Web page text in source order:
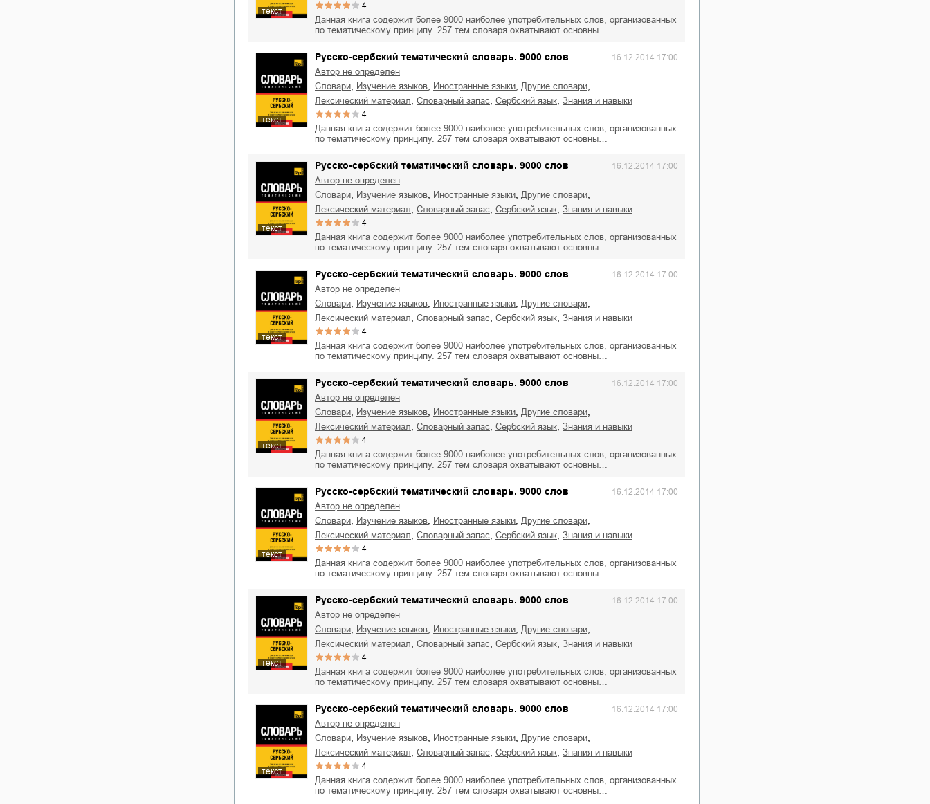
текст
4
Данная книга содержит более 9000 наиболее употребительных слов, организованных
по тематическому принципу. 257 тем словаря охватывают основны…
текст
Русско-сербский тематический словарь. 9000 слов 16.12.2014 17:00
Автор не определен
словари
изучение языков иностранные языки другие словари
лексический материал словарный запас сербский язык знания и навыки
4
Данная книга содержит более 9000 наиболее употребительных слов, организованных
по тематическому принципу. 257 тем словаря охватывают основны…
текст
Русско-сербский тематический словарь. 9000 слов 16.12.2014 17:00
Автор не определен
словари
изучение языков иностранные языки другие словари
лексический материал словарный запас сербский язык знания и навыки
4
Данная книга содержит более 9000 наиболее употребительных слов, организованных
по тематическому принципу. 257 тем словаря охватывают основны…
текст
Русско-сербский тематический словарь. 9000 слов 16.12.2014 17:00
Автор не определен
словари
изучение языков иностранные языки другие словари
лексический материал словарный запас сербский язык знания и навыки
4
Данная книга содержит более 9000 наиболее употребительных слов, организованных
по тематическому принципу. 257 тем словаря охватывают основны…
текст
Русско-сербский тематический словарь. 9000 слов 16.12.2014 17:00
Автор не определен
словари
изучение языков иностранные языки другие словари
лексический материал словарный запас сербский язык знания и навыки
4
Данная книга содержит более 9000 наиболее употребительных слов, организованных
по тематическому принципу. 257 тем словаря охватывают основны…
текст
Русско-сербский тематический словарь. 9000 слов 16.12.2014 17:00
Автор не определен
словари
изучение языков иностранные языки другие словари
лексический материал словарный запас сербский язык знания и навыки
4
Данная книга содержит более 9000 наиболее употребительных слов, организованных
по тематическому принципу. 257 тем словаря охватывают основны…
текст
Русско-сербский тематический словарь. 9000 слов 16.12.2014 17:00
Автор не определен
словари
изучение языков иностранные языки другие словари
лексический материал словарный запас сербский язык знания и навыки
4
Данная книга содержит более 9000 наиболее употребительных слов, организованных
по тематическому принципу. 257 тем словаря охватывают основны…
текст
Русско-сербский тематический словарь. 9000 слов 16.12.2014 17:00
Автор не определен
словари
изучение языков иностранные языки другие словари
лексический материал словарный запас сербский язык знания и навыки
4
Данная книга содержит более 9000 наиболее употребительных слов, организованных
по тематическому принципу. 257 тем словаря охватывают основны…